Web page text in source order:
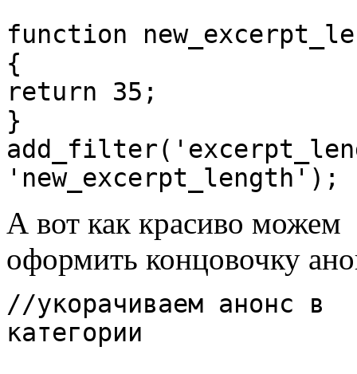
function
{
return 35;
}
'new_excerpt_length');
А вот как красиво можем
оформить концовочку
//укорачиваем анонс в
категории